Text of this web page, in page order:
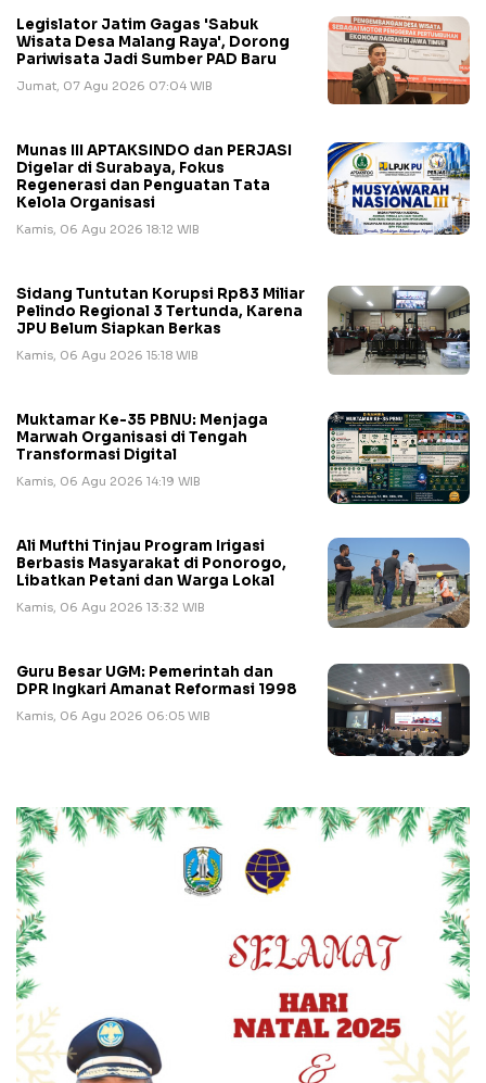
Legislator Jatim Gagas 'Sabuk
Wisata Desa Malang Raya', Dorong
Pariwisata Jadi Sumber PAD Baru
Jumat, 07 Agu 2026 07:04 WIB
Munas III APTAKSINDO dan PERJASI
Digelar di Surabaya, Fokus
Regenerasi dan Penguatan Tata
Kelola Organisasi
Kamis, 06 Agu 2026 18:12 WIB
Sidang Tuntutan Korupsi Rp83 Miliar
Pelindo Regional 3 Tertunda, Karena
JPU Belum Siapkan Berkas
Kamis, 06 Agu 2026 15:18 WIB
Muktamar Ke-35 PBNU: Menjaga
Marwah Organisasi di Tengah
Transformasi Digital
Kamis, 06 Agu 2026 14:19 WIB
Ali Mufthi Tinjau Program Irigasi
Berbasis Masyarakat di Ponorogo,
Libatkan Petani dan Warga Lokal
Kamis, 06 Agu 2026 13:32 WIB
Guru Besar UGM: Pemerintah dan
DPR Ingkari Amanat Reformasi 1998
Kamis, 06 Agu 2026 06:05 WIB